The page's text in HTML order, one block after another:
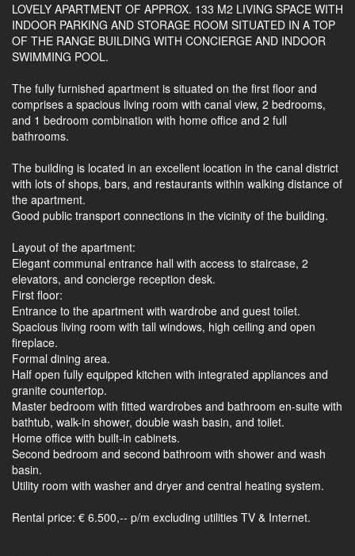
LOVELY APARTMENT OF APPROX. 133 M2 LIVING SPACE WITH
INDOOR PARKING AND STORAGE ROOM SITUATED IN A TOP
OF THE RANGE BUILDING WITH CONCIERGE AND INDOOR
SWIMMING POOL.
The fully furnished apartment is situated on the first floor and
comprises a spacious living room with canal view, 2 bedrooms,
and 1 bedroom combination with home office and 2 full
bathrooms.
The building is located in an excellent location in the canal district
with lots of shops, bars, and restaurants within walking distance of
the apartment.
Good public transport connections in the vicinity of the building.
Layout of the apartment:
Elegant communal entrance hall with access to staircase, 2
elevators, and concierge reception desk.
First floor:
Entrance to the apartment with wardrobe and guest toilet.
Spacious living room with tall windows, high ceiling and open
fireplace.
Formal dining area.
Half open fully equipped kitchen with integrated appliances and
granite countertop.
Master bedroom with fitted wardrobes and bathroom en-suite with
bathtub, walk-in shower, double wash basin, and toilet.
Home office with built-in cabinets.
Second bedroom and second bathroom with shower and wash
basin.
Utility room with washer and dryer and central heating system.
Rental price: € 6.500,-- p/m excluding utilities TV & Internet.